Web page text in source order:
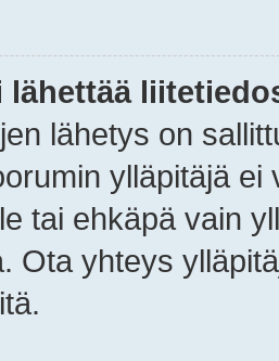
lähettää
lähetys on
ylläpitäjä
tai ehkäpä vain
Ota yhteys